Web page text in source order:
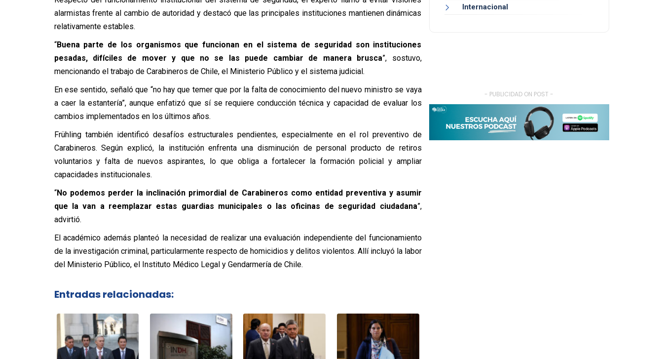
alarmistas frente al cambio de autoridad y destacó que las principales instituciones mantienen dinámicas
relativamente estables.
“Buena parte de los organismos que funcionan en el sistema de seguridad son instituciones
pesadas, difíciles de mover y que no se las puede cambiar de manera brusca”, sostuvo,
mencionando el trabajo de Carabineros de Chile, el Ministerio Público y el sistema judicial.
En ese sentido, señaló que “no hay que temer que por la falta de conocimiento del nuevo ministro se vaya
a caer la estantería”, aunque enfatizó que sí se requiere conducción técnica y capacidad de evaluar los
cambios implementados en los últimos años.
Frühling también identificó desafíos estructurales pendientes, especialmente en el rol preventivo de
Carabineros. Según explicó, la institución enfrenta una disminución de personal producto de retiros
voluntarios y falta de nuevos aspirantes, lo que obliga a fortalecer la formación policial y ampliar
capacidades institucionales.
“No podemos perder la inclinación primordial de Carabineros como entidad preventiva y asumir
que la van a reemplazar estas guardias municipales o las oficinas de seguridad ciudadana”,
advirtió.
El académico además planteó la necesidad de realizar una evaluación independiente del funcionamiento
de la investigación criminal, particularmente respecto de homicidios y delitos violentos. Allí incluyó la labor
del Ministerio Público, el Instituto Médico Legal y Gendarmería de Chile.
Entradas relacionadas:
Internacional
- PUBLICIDAD ON POST -